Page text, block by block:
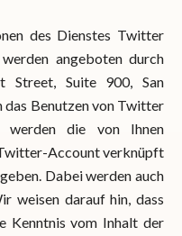
des Dienstes Twitter
angeboten durch
Suite 900, San
das Benutzen von Twitter
werden die von Ihnen
Account verknüpft
Dabei werden auch
weisen darauf hin, dass
Kenntnis vom Inhalt der